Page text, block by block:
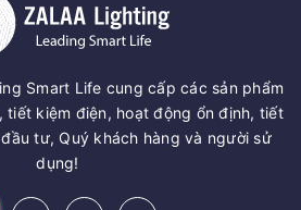
Smart Life cung cấp các sản phẩm
tiết kiệm điện, hoạt động ổn định, tiết
tư, Quý khách hàng và người sử
dụng!